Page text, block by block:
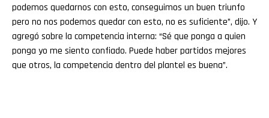
podemos quedarnos con esto, conseguimos un buen triunfo
pero no nos podemos quedar con esto, no es suficiente”, dijo. Y
agregó sobre la competencia interna: “Sé que ponga a quien
ponga yo me siento confiado. Puede haber partidos mejores
que otros, la competencia dentro del plantel es buena”.